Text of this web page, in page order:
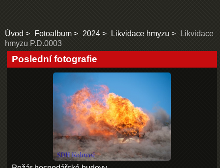
Úvod Fotoalbum 2024 Likvidace hmyzu
Likvidace
hmyzu P.D.0003
Poslední fotografie